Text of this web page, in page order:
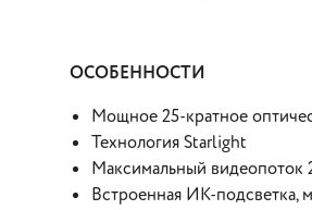
ОСОБЕННОСТИ
Мощное 25-кратное
Технология Starlight
Максимальный видеопоток
Встроенная ИК-подсветка,